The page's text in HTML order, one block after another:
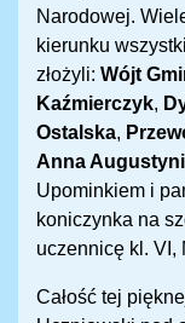
Narodowej.
kierunku
złożyli: Wójt
Kaźmierczyk,
Ostalska,
Anna
Upominkiem i
koniczynka na
uczennicę kl. VI,
Całość tej